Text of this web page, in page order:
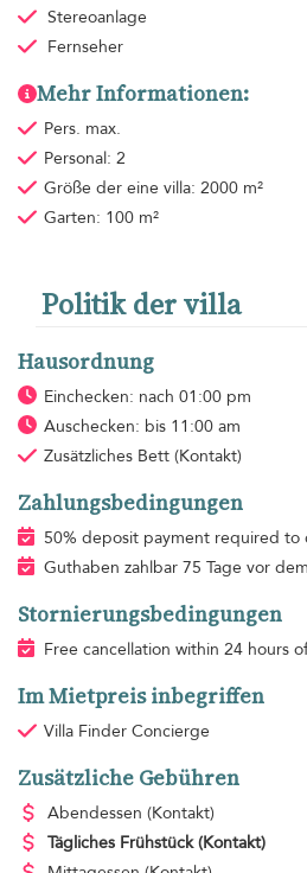
Stereoanlage
Fernseher
Mehr Informationen:
Pers. max.
Personal: 2
Größe der eine villa: 2000 m²
Garten: 100 m²
Politik der villa
Hausordnung
Einchecken: nach 01:00 pm
Auschecken: bis 11:00 am
Zusätzliches Bett (Kontakt)
Zahlungsbedingungen
50% deposit payment required to
Guthaben zahlbar 75 Tage vor
Stornierungsbedingungen
Free cancellation within 24 hours
Im Mietpreis inbegriffen
Villa Finder Concierge
Zusätzliche Gebühren
Abendessen (Kontakt)
Tägliches Frühstück (Kontakt)